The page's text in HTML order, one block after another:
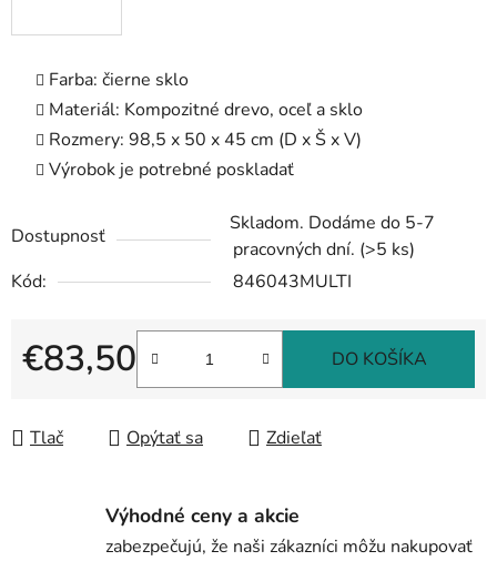
Farba: čierne sklo
Materiál: Kompozitné drevo, oceľ a sklo
Rozmery: 98,5 x 50 x 45 cm (D x Š x V)
Výrobok je potrebné poskladať
Dostupnosť
Skladom. Dodáme do 5-7
pracovných dní. (>5 ks)
Kód:
846043MULTI
€83,50
Jednotková cena:
DO KOŠÍKA
Tlač Opýtať sa Zdieľať
Výhodné ceny a akcie
zabezpečujú, že naši zákazníci môžu nakupovať